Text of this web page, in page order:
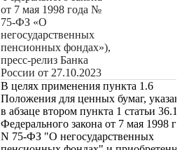
от 7 мая 1998 года №
75-ФЗ «О
негосударственных
пенсионных фондах»),
пресс-релиз Банка
России от 27.10.2023
В целях применения пункта 1.6
Положения для ценных бумаг,
в абзаце втором пункта 1 статьи
Федерального закона от 7 мая 1998
N 75-ФЗ "О негосударственных